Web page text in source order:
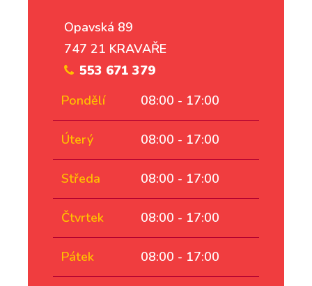
Opavská 89
747 21 KRAVAŘE
553 671 379
Pondělí
08:00 - 17:00
Úterý 08:00 - 17:00
Středa 08:00 - 17:00
Čtvrtek 08:00 - 17:00
Pátek 08:00 - 17:00